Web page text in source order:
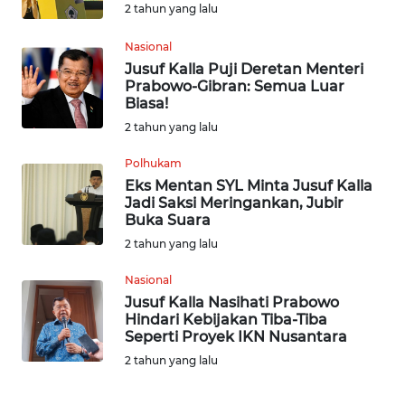
2 tahun yang lalu
Nasional
Jusuf Kalla Puji Deretan Menteri
Prabowo-Gibran: Semua Luar
Biasa!
2 tahun yang lalu
Polhukam
Eks Mentan SYL Minta Jusuf Kalla
Jadi Saksi Meringankan, Jubir
Buka Suara
2 tahun yang lalu
Nasional
Jusuf Kalla Nasihati Prabowo
Hindari Kebijakan Tiba-Tiba
Seperti Proyek IKN Nusantara
2 tahun yang lalu
KARO
WN
SIMALUNGUN
LABUHANBATU
WN
WN DELI
SERDANG